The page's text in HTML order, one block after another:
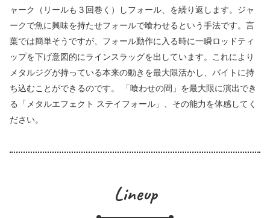
ャーク（リールも３回巻く）しフォール、を繰り返します。ジャ
ークで魚に興味を持たせフォールで喰わせるという手法です。言
葉では簡単そうですが、フォール動作に入る時に一瞬ロッドティ
ップを下げ意図的にラインスラッグを出しています。これにより
メタルジグが持っている本来の動きを最大限活かし、バイトに持
ち込むことができるのです。 「喰わせの間」を最大限に演出でき
る「メタルエフェクト ステイフォール」、その能力を体感してく
ださい。
Lineup